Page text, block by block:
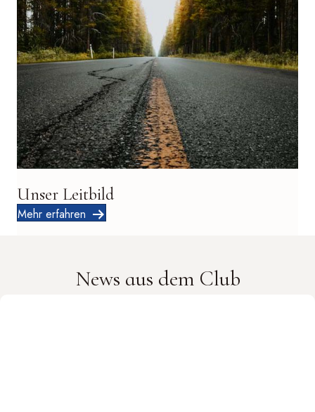
Unser Leitbild
Mehr erfahren
News aus dem Club